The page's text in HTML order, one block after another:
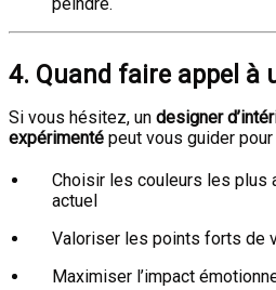
peindre.
4. Quand faire appel à
Si vous hésitez, un designer
expérimenté peut vous guider pour
Choisir les couleurs les plus
actuel
Valoriser les points forts de
Maximiser l’impact